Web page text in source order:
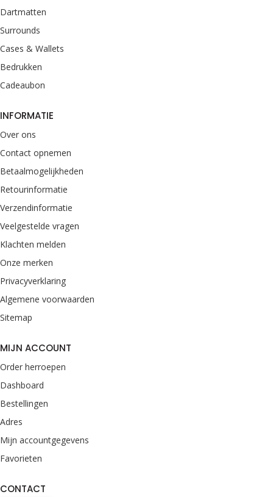
Dartmatten
Surrounds
Cases & Wallets
Bedrukken
Cadeaubon
INFORMATIE
Over ons
Contact opnemen
Betaalmogelijkheden
Retourinformatie
Verzendinformatie
Veelgestelde vragen
Klachten melden
Onze merken
Privacyverklaring
Algemene voorwaarden
Sitemap
MIJN ACCOUNT
Order herroepen
Dashboard
Bestellingen
Adres
Mijn accountgegevens
Favorieten
CONTACT